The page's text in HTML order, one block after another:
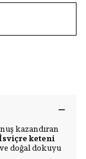
kazandıran
keteni
doğal dokuyu